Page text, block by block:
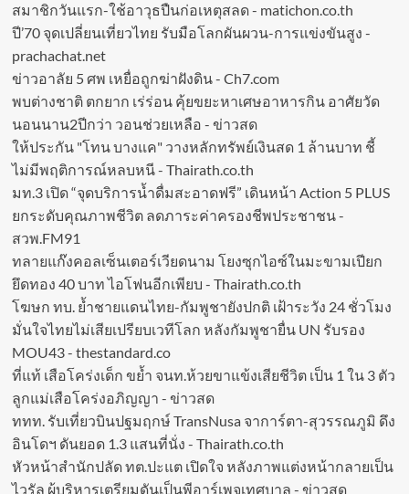
สมาชิกวันแรก-ใช้อาวุธปืนก่อเหตุสลด - matichon.co.th
ปี’70 จุดเปลี่ยนเที่ยวไทย รับมือโลกผันผวน-การแข่งขันสูง -
prachachat.net
ข่าวอาลัย 5 ศพ เหยื่อถูกฆ่าฝังดิน - Ch7.com
พบต่างชาติ ตกยาก เร่ร่อน คุ้ยขยะหาเศษอาหารกิน อาศัยวัด
นอนนาน2ปีกว่า วอนช่วยเหลือ - ข่าวสด
ให้ประกัน "โทน บางแค" วางหลักทรัพย์เงินสด 1 ล้านบาท ชี้
ไม่มีพฤติการณ์หลบหนี - Thairath.co.th
มท.3 เปิด “จุดบริการน้ำดื่มสะอาดฟรี” เดินหน้า Action 5 PLUS
ยกระดับคุณภาพชีวิต ลดภาระค่าครองชีพประชาชน -
สวพ.FM91
ทลายแก๊งคอลเซ็นเตอร์เวียดนาม โยงซุกไอซ์ในมะขามเปียก
ยึดทอง 40 บาท ไอโฟนอีกเพียบ - Thairath.co.th
โฆษก ทบ. ย้ำชายแดนไทย-กัมพูชายังปกติ เฝ้าระวัง 24 ชั่วโมง
มั่นใจไทยไม่เสียเปรียบเวทีโลก หลังกัมพูชายื่น UN รับรอง
MOU43 - thestandard.co
ที่แท้ เสือโคร่งเด็ก ขย้ำ จนท.ห้วยขาแข้งเสียชีวิต เป็น 1 ใน 3 ตัว
ลูกแม่เสือโคร่งอภิญญา - ข่าวสด
ททท. รับเที่ยวบินปฐมฤกษ์ TransNusa จาการ์ตา-สุวรรณภูมิ ดึง
อินโดฯ ดันยอด 1.3 แสนที่นั่ง - Thairath.co.th
หัวหน้าสำนักปลัด ทต.ปะแต เปิดใจ หลังภาพแต่งหน้ากลายเป็น
ไวรัล ผู้บริหารเตรียมดันเป็นพีอาร์เพจเทศบาล - ข่าวสด